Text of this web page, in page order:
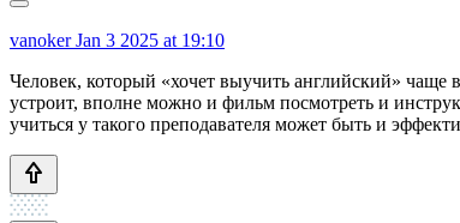
vanokerJan 3 2025 at 19:10
Человек, который «хочет выучить английский» чаще
устроит, вполне можно и фильм посмотреть и
учиться у такого преподавателя может быть и